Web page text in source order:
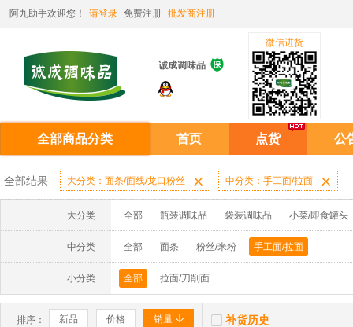
阿九助手欢迎您！ 请登录 免费注册 批发商注册
诚成调味品 
微信进货
全部商品分类 首页 点货 公
全部结果 大分类：面条/面线/龙口粉丝  中分类：手工面/拉面 
大分类 全部 瓶装调味品 袋装调味品 小菜/即食罐头
中分类 全部 面条 粉丝/米粉 手工面/拉面
小分类 全部 拉面/刀削面
排序： 新品 价格 销量   补货历史